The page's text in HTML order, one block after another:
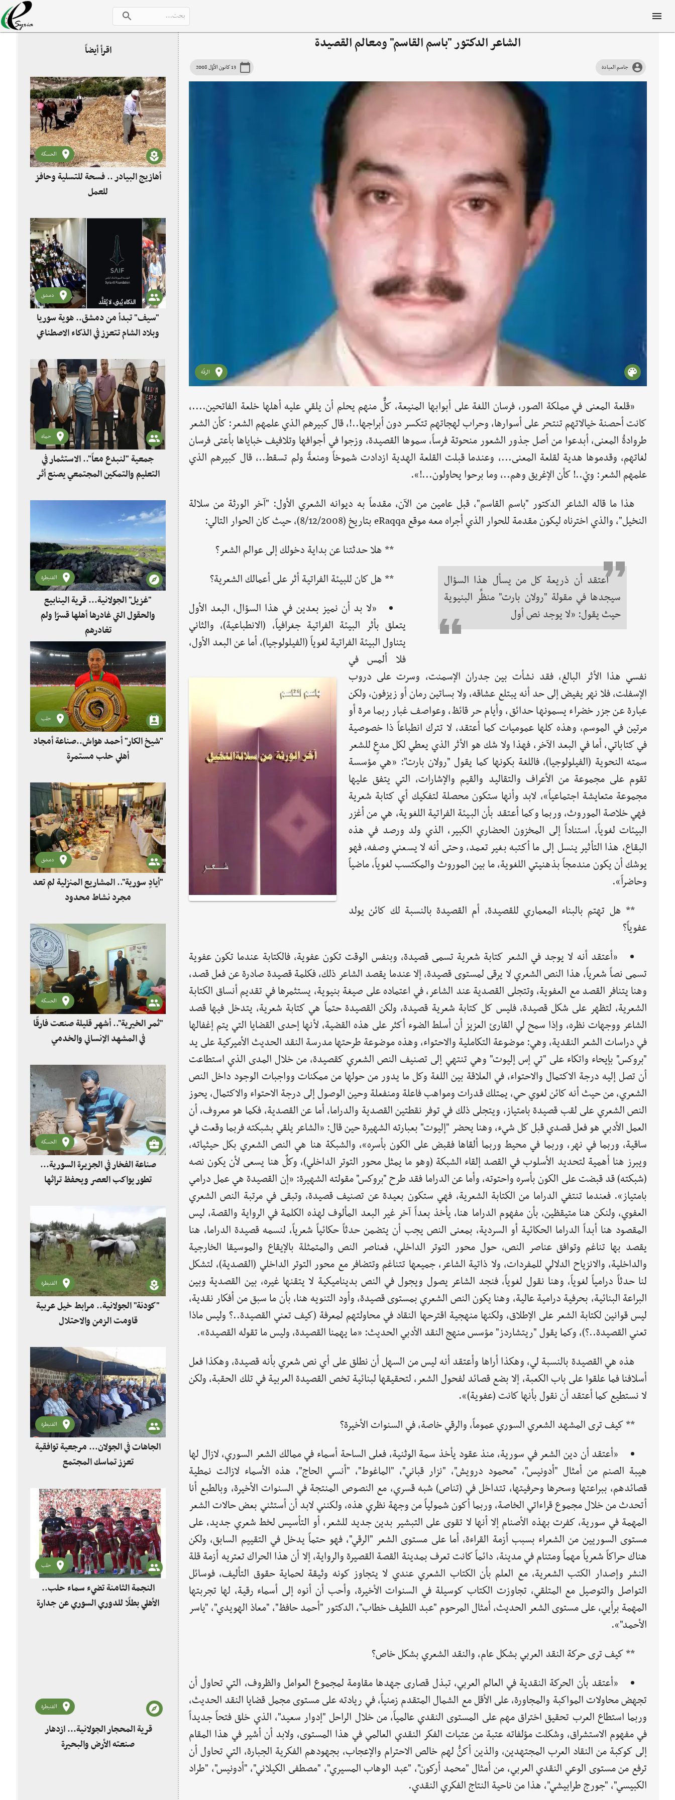
الشاعر الدكتور "باسم القاسم" ومعالم القصيدة
جاسم العيادة 13 كانون الأوّل 2008
الرقّة
«قلعة المعنى في مملكة الصور، فرسان اللغة على أبوابها المنيعة، كلٌّ منهم يحلم أن يلقي عليه أهلها خلعة الفاتحين....،
كانت أحصنة خيالاتهم تنتحر على أسوارها، وحراب لهجاتهم تتكسر دون أبراجها..!، قال كبيرهم الذي علمهم الشعر: كأن الشعر
طروادةُ المعنى، أبدعوا من أصل جذور الشعور منحوتة فرساً، سموها القصيدة، وزجوا في أجوافها وتلافيف خباياها بأعتى فرسان
لغاتهم، وقدموها هدية لقلعة المعنى...، وعندما قبلت القلعة الهدية ازدادت شموخاً ومنعةً ولم تسقط..، قال كبيرهم الذي
علمهم الشعر: ويْ..! كأن الإغريق وهم..، وما برحوا يحاولون...!».
هذا ما قاله الشاعر الدكتور "باسم القاسم"، قبل عامين من الآن، مقدماً به ديوانه الشعري الأول: "آخر الورثة من سلالة
النخيل"، والذي اخترناه ليكون مقدمة للحوار الذي أجراه معه موقع eRaqqa بتاريخ (8/12/2008)، حيث كان الحوار التالي:
أعتقد أن ذريعة كل من يسأل هذا السؤال
سيجدها في مقولة "رولان بارت" منظِّر البنيوية
حيث يقول: «لا يوجد نص أول
** هلا حدثتنا عن بداية دخولك إلى عوالم الشعر؟
** هل كان للبيئة الفراتية أثر على أعمالك الشعرية؟
«لا بد أن نميز بعدين في هذا السؤال، البعد الأول
يتعلق بأثر البيئة الفراتية جغرافياً، (الانطباعية)، والثاني
يتناول البيئة الفراتية لغوياً (الفيلولوجيا)، أما عن البعد الأول،
فلا ألمس في
نفسي هذا الأثر البالغ، فقد نشأت بين جدران الإسمنت، وسرت على دروب
الإسفلت، فلا نهر يفيض إلى حد أنه يبتلع عشاقه، ولا بساتين رمان أو زيزفون، ولكن
عبارة عن جزر خضراء يسمونها حدائق، وأيام حر قائظ، وعواصف غبار ربما مرة أو
مرتين في الموسم، وهذه كلها عموميات كما أعتقد، لا تترك انطباعاً ذا خصوصية
في كتاباتي، أما في البعد الآخر، فهذا ولا شك هو الأثر الذي يعطي لكل مدعٍ للشعر
سمته النحوية (الفيلولوجيا)، فاللغة بكونها كما يقول "رولان بارت": «هي مؤسسة
تقوم على مجموعة من الأعراف والتقاليد والقيم والإشارات، التي يتفق عليها
مجموعة متعايشة اجتماعياً»، لابد وأنها ستكون محصلة لتفكيك أي كتابة شعرية
فهي خلاصة الموروث، وربما وكما أعتقد بأن البيئة الفراتية اللغوية، هي من أغزر
البيئات لغوياً، استناداً إلى المخزون الحضاري الكبير، الذي ولد ورصد في هذه
البقاع، هذا التأثير ينسل إلى ما أكتبه بغير تعمد، وحتى أنه لا يسعني وصفه، فهو
يوشك أن يكون مندمجاً بذهنيتي اللغوية، ما بين الموروث والمكتسب لغوياً، ماضياً
وحاضراً».
** هل تهتم بالبناء المعماري للقصيدة، أم القصيدة بالنسبة لك كائن يولد
عفوياً؟
«أعتقد أنه لا يوجد في الشعر كتابة شعرية تسمى قصيدة، وبنفس الوقت تكون عفوية، فالكتابة عندما تكون عفوية
تسمى نصاً شعرياً، هذا النص الشعري لا يرقى لمستوى قصيدة، إلا عندما يقصد الشاعر ذلك، فكلمة قصيدة صادرة عن فعل قصد،
وهنا يتنافر القصد مع العفوية، وتتجلى القصدية عند الشاعر، في اعتماده على صيغة بنيوية، يستثمرها في تقديم أنساق الكتابة
الشعرية، لتظهر على شكل قصيدة، فليس كل كتابة شعرية قصيدة، ولكن القصيدة حتماً هي كتابة شعرية، يتدخل فيها قصد
الشاعر ووجهات نظره، وإذا سمح لي القارئ العزيز أن أسلط الضوء أكثر على هذه القضية، لأنها إحدى القضايا التي يتم إغفالها
في دراسات الشعر النقدية، وهي: موضوعة التكاملية والاحتواء، وهذه موضوعة طرحتها مدرسة النقد الحديث الأميركية على يد
"بروكس" بإيحاء واتكاء على "تي إس إليوت" وهي تنتهي إلى تصنيف النص الشعري كقصيدة، من خلال المدى الذي استطاعت
أن تصل إليه درجة الاكتمال والاحتواء، في العلاقة بين اللغة وكل ما يدور من حولها من ممكنات وواجبات الوجود داخل النص
الشعري، من حيث أنه كائن لغوي حي، يمتلك قدرات ومواهب فاعلة ومنفعلة وحين الوصول إلى درجة الاحتواء والاكتمال، يحوز
النص الشعري على لقب قصيدة بامتياز، ويتجلى ذلك في توفر نقطتين القصدية والدراما، أما عن القصدية، فكما هو معروف، أن
العمل الأدبي هو فعل قصدي قبل كل شيء، وهنا يحضر "إليوت" بعبارته الشهيرة حين قال: «الشاعر يلقي بشبكته فربما وقعت في
ساقية، وربما في نهر، وربما في محيط وربما ألقاها فقبض على الكون بأسره»، والشبكة هنا هي النص الشعري بكل حيثياته،
ويبرز هنا أهمية لتحديد الأسلوب في القصد إلقاء الشبكة (وهو ما يمثل محور التوتر الداخلي)، وكلٌ هنا يسعى لأن يكون نصه
(شبكته) قد قبضت على الكون بأسره واحتوته، وأما عن الدراما فقد طرح "بروكس" مقولته الشهيرة: «إن القصيدة هي عمل درامي
بامتياز». فعندما تنتفي الدراما من الكتابة الشعرية، فهي ستكون بعيدة عن تصنيف قصيدة، وتبقى في مرتبة النص الشعري
العفوي، ولنكن هنا متيقظين، بأن مفهوم الدراما هنا، يأخذ بعداً آخر غير البعد المألوف لهذه الكلمة في الرواية والقصة، ليس
المقصود هنا أبداً الدراما الحكائية أو السردية، بمعنى النص يجب أن يتضمن حدثاً حكائياً شعرياً، لنسمه قصيدة الدراما، هنا
يقصد بها تناغم وتوافق عناصر النص، حول محور التوتر الداخلي، فعناصر النص والمتمثلة بالإيقاع والموسيقا الخارجية
والداخلية، والانزياح الدلالي للمفردات، ولا ذاتية الشاعر، جميعها تتناغم وتتضافر مع محور التوتر الداخلي (القصدية)، لتشكل
لنا حدثاً درامياً لغوياً، وهنا نقول لغوياً، فنجد الشاعر يصول ويجول في النص بديناميكية لا يتقنها غيره، بين القصدية وبين
البراعة البنائية، بحرفية درامية عالية، وهنا يكون النص الشعري بمستوى قصيدة، وأود التنويه هنا، بأن ما سبق من أفكار نقدية،
ليس قوانين لكتابة الشعر على الإطلاق، ولكنها منهجية اقترحها النقاد في محاولتهم لمعرفة (كيف تعني القصيدة..؟ وليس ماذا
تعني القصيدة..؟)، وكما يقول "ريتشاردز" مؤسس منهج النقد الأدبي الحديث: «ما يهمنا القصيدة، وليس ما تقوله القصيدة».
هذه هي القصيدة بالنسبة لي، وهكذا أراها وأعتقد أنه ليس من السهل أن نطلق على أي نص شعري بأنه قصيدة، وهكذا فعل
أسلافنا فما علقوا على باب الكعبة، إلا بضع قصائد لفحول الشعر، لتحقيقها لبنائية تخص القصيدة العربية في تلك الحقبة، ولكن
لا نستطيع كما أعتقد أن نقول بأنها كانت (عفوية)».
** كيف ترى المشهد الشعري السوري عموماً، والرقي خاصة، في السنوات الأخيرة؟
«أعتقد أن دين الشعر في سورية، منذ عقود يأخذ سمة الوثنية، فعلى الساحة أسماء في ممالك الشعر السوري، لازال لها
هيبة الصنم من أمثال "أدونيس"، "محمود درويش"، "نزار قباني"، "الماغوط"، "أنسي الحاج"، هذه الأسماء لازالت نمطية
قصائدهم، ببراعتها وسحرها وحرفيتها، تتداخل في (تناص) شبه قسري، مع النصوص المنتجة في السنوات الأخيرة، وبالطبع أنا
أتحدث من خلال مجموع قراءاتي الخاصة، وربما أكون شمولياً من وجهة نظري هذه، ولكنني لابد أن أستثني بعض حالات الشعر
المهمة في سورية، كفرت بهذه الأصنام إلا أنها لا تقوى على التبشير بدين جديد للشعر، أو التأسيس لخط شعري جديد، على
مستوى السوريين من الشعراء بسبب أزمة القراءة، أما على مستوى الشعر "الرقي"، فهو حتماً يدخل في التقييم السابق، ولكن
هناك حراكاً شعرياً مهماً ومتنام في مدينة، دائماً كانت تعرف بمدينة القصة القصيرة والرواية، إلا أن هذا الحراك تعتريه أزمة قلة
النشر وإصدار الكتب الشعرية، مع العلم بأن الكتاب الشعري عندي لا يتجاوز كونه وثيقة لحماية حقوق التأليف، فوسائل
التواصل والتوصيل مع المتلقي، تجاوزت الكتاب كوسيلة في السنوات الأخيرة، وأحب أن أنوه إلى أسماء رقية، لها تجربتها
المهمة برأيي، على مستوى الشعر الحديث، أمثال المرحوم "عبد اللطيف خطاب"، الدكتور "أحمد حافظ"، "معاذ الهويدي"، "ياسر
الأحمد"».
** كيف ترى حركة النقد العربي بشكل عام، والنقد الشعري بشكل خاص؟
«أعتقد بأن الحركة النقدية في العالم العربي، تبذل قصارى جهدها مقاومة لمجموع العوامل والظروف، التي تحاول أن
تجهض محاولات المواكبة والمجاورة، على الأقل مع الشمال المتقدم زمنياً، في ريادته على مستوى مجمل قضايا النقد الحديث،
وربما استطاع العرب تحقيق اختراق مهم على المستوى النقدي عالمياً، من خلال الراحل "إدوار سعيد"، الذي خلق فتحاً جديداً
في مفهوم الاستشراق، وشكلت مؤلفاته عتبة من عتبات الفكر النقدي العالمي في هذا المستوى، ولابد أن أشير في هذا المقام
إلى كوكبة من النقاد العرب المجتهدين، والذين أكنُّ لهم خالص الاحترام والإعجاب، بجهودهم الفكرية الجبارة، التي تحاول أن
ترفع من مستوى الوعي النقدي العربي، من أمثال "محمد أركون"، "عبد الوهاب المسيري"، "مصطفى الكيلاني"، "أدونيس"، "طراد
الكبيسي"، "جورج طرابيشي"، هذا من ناحية النتاج الفكري النقدي.
اقرأ أيضاً
الحسكة
أهازيج البيادر .. فسحة للتسلية وحافز
للعمل
دمشق
"سيف" تبدأ من دمشق.. هوية سوريا
وبلاد الشام تتعزز في الذكاء الاصطناعي
حماه
جمعية "لنبدع معاً".. الاستثمار في
التعليم والتمكين المجتمعي يصنع أثر
القنيطرة
"غزيل" الجولانية... قرية الينابيع
والحقول التي غادرها أهلها قسرًا ولم
تغادرهم
حلب
"شيخ الكار" أحمد هواش..صناعة أمجاد
أهلي حلب مستمرة
دمشق
"أيادٍ سورية".. المشاريع المنزلية لم تعد
مجرد نشاط محدود
الحسكة
"ثمر الخيرية".. أشهر قليلة صنعت فارقًا
في المشهد الإنساني والخدمي
الحسكة
صناعة الفخار في الجزيرة السورية...
تطور يواكب العصر ويحفظ تراثها
القنيطرة
"كودنة" الجولانية.. مرابط خيل عربية
قاومت الزمن والاحتلال
القنيطرة
الجاهات في الجولان... مرجعية توافقية
تعزز تماسك المجتمع
حلب
النجمة الثامنة تضيء سماء حلب..
الأهلي بطلًا للدوري السوري عن جدارة
القنيطرة
قرية المحجار الجولانية... ازدهار
صنعته الأرض والبحيرة